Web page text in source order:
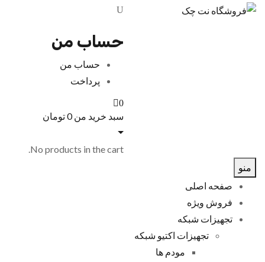
حساب من
حساب من
پرداخت
0
سبد خرید من0تومان
No products in the cart.
منو
صفحه اصلی
فروش ویژه
تجهیزات شبکه
تجهیزات اکتیو شبکه
مودم ها